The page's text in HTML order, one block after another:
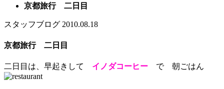
京都旅行 二日目
スタッフブログ 2010.08.18
京都旅行 二日目
二日目は、早起きして イノダコーヒー で 朝ごはん